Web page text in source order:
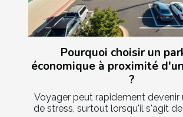
Pourquoi choisir un
économique à proximité
?
Voyager peut rapidement devenir
de stress, surtout lorsqu'il s'agit de